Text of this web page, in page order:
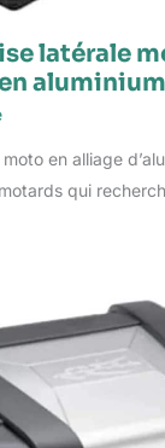
latérale
en aluminium
en alliage
qui